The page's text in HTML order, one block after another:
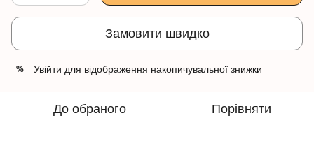
Замовити швидко
% Увійти для відображення накопичувальної знижки
До обраного Порівняти